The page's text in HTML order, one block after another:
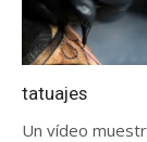
tatuajes
Un vídeo